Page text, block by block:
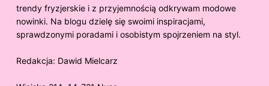
trendy fryzjerskie i z przyjemnością odkrywam modowe
nowinki. Na blogu dzielę się swoimi inspiracjami,
sprawdzonymi poradami i osobistym spojrzeniem na styl.
Redakcja: Dawid Mielcarz